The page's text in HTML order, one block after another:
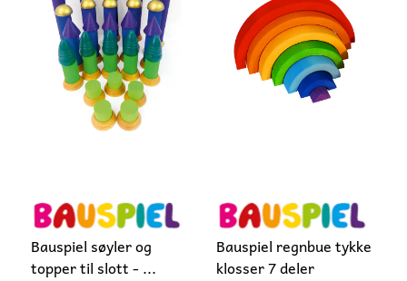
Bauspiel søyler og
topper til slott - ...
Bauspiel regnbue tykke
klosser 7 deler